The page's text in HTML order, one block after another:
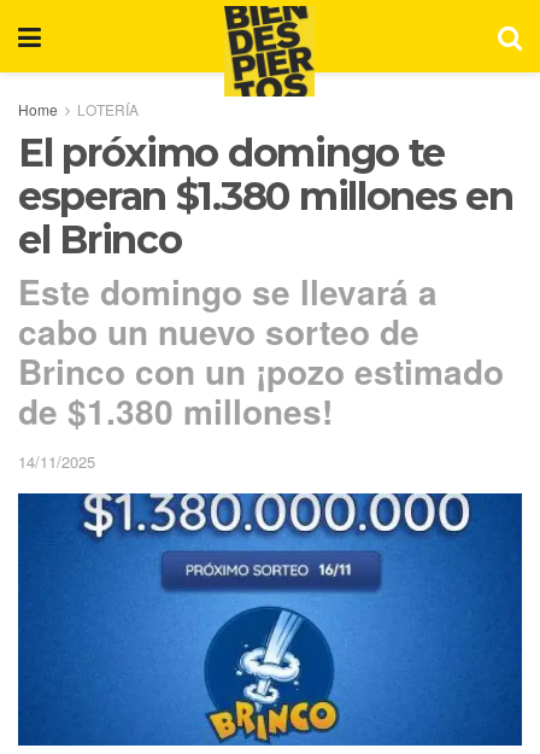
Home LOTERÍA
El próximo domingo te
esperan $1.380 millones en
el Brinco
Este domingo se llevará a
cabo un nuevo sorteo de
Brinco con un ¡pozo estimado
de $1.380 millones!
14/11/2025